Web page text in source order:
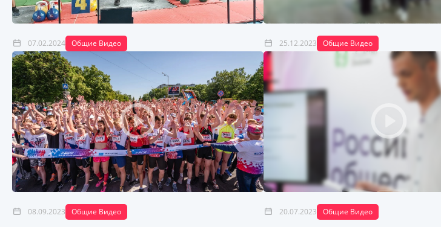
07.02.2024 Общие Видео 25.12.2023 Общие Видео
08.09.2023 Общие Видео 20.07.2023 Общие Видео